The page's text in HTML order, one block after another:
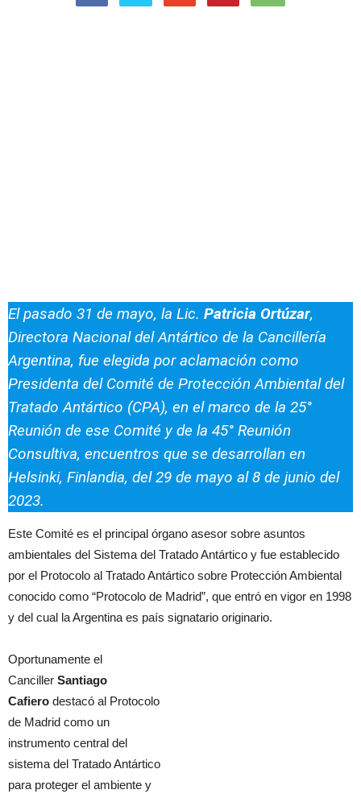
El pasado 31 de mayo, la Lic. Patricia Ortúzar,
Directora Nacional del Antártico de la Cancillería
Argentina, fue elegida por aclamación como
Presidenta del Comité de Protección Ambiental del
Tratado Antártico (CPA), en el marco de la 25°
Reunión de ese Comité y de la 45° Reunión
Consultiva, encuentros que se desarrollan en
Helsinki, Finlandia, del 29 de mayo al 8 de junio del
2023.
Este Comité es el principal órgano asesor sobre asuntos
ambientales del Sistema del Tratado Antártico y fue establecido
por el Protocolo al Tratado Antártico sobre Protección Ambiental
conocido como “Protocolo de Madrid”, que entró en vigor en 1998
y del cual la Argentina es país signatario originario.
Oportunamente el
Canciller Santiago
Cafiero destacó al Protocolo
de Madrid como un
instrumento central del
sistema del Tratado Antártico
para proteger el ambiente y